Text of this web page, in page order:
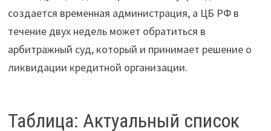
создается временная администрация, а ЦБ РФ в
течение двух недель может обратиться в
арбитражный суд, который и принимает решение о
ликвидации кредитной организации.
Таблица: Актуальный список